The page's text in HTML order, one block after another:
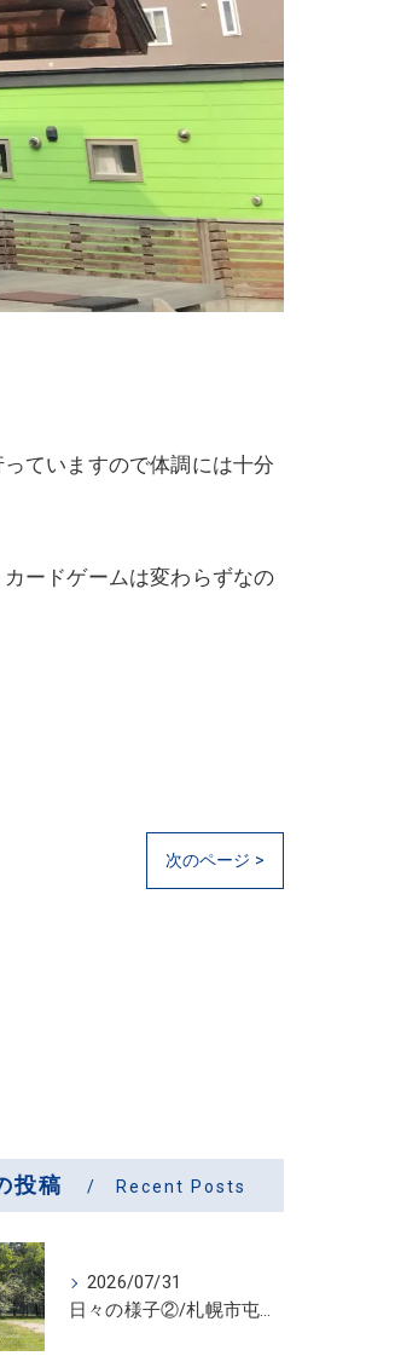
ていますので体調には十分
ードゲームは変わらずなの
次のページ >
投稿 Recent Posts
2026/07/31
日々の様子②/札幌市屯田・放課後等デイサービス くるわーる